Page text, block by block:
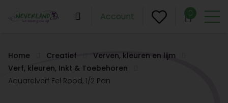
Account 0
Home Creatief
Verven, kleuren en lijm
Verf, kleuren, Inkt & Toebehoren
Aquarelverf Fel Rood, 1/2 Pan